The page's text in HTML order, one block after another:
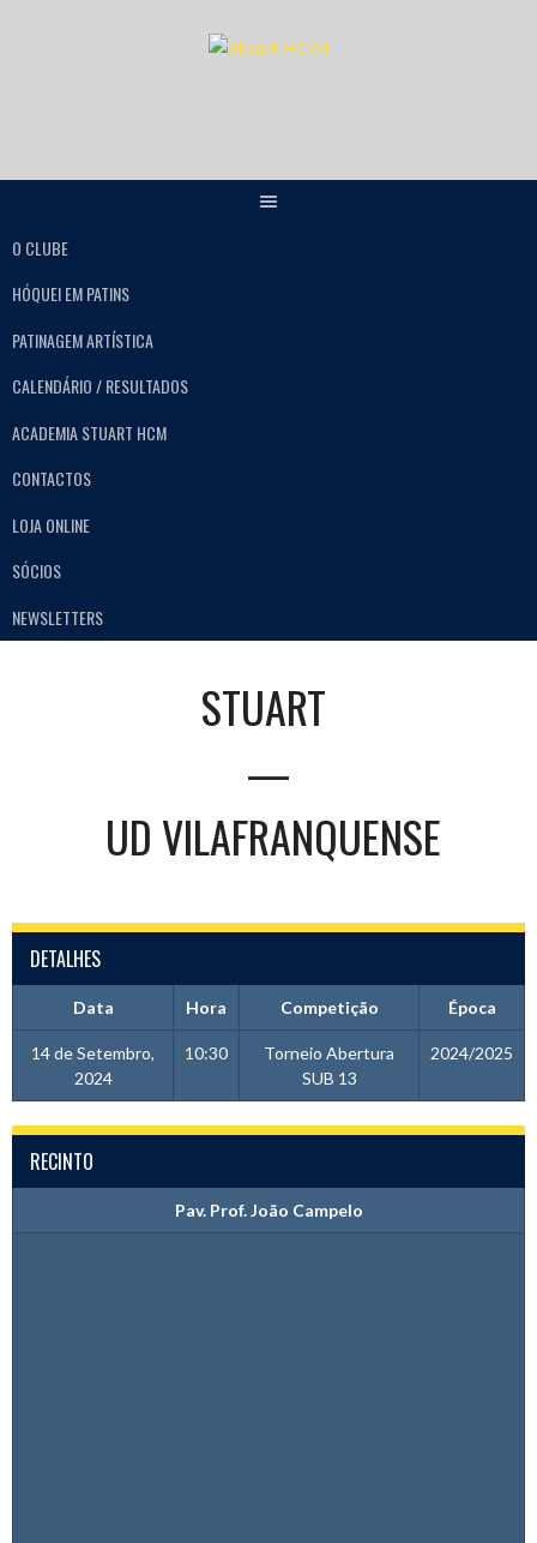
O CLUBE
HÓQUEI EM PATINS
PATINAGEM ARTÍSTICA
CALENDÁRIO / RESULTADOS
ACADEMIA STUART HCM
CONTACTOS
LOJA ONLINE
SÓCIOS
NEWSLETTERS
STUART
—
UD VILAFRANQUENSE
DETALHES
Data Hora Competição Época
14 de Setembro,
2024
10:30
Torneio Abertura
SUB 13
2024/2025
RECINTO
Pav. Prof. João Campelo